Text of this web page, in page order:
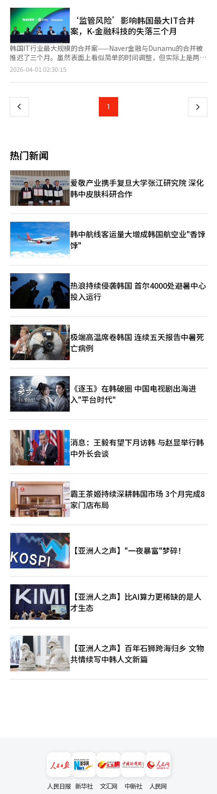
物、支付和会员等功能。如果배민与之结合，用户可以在一个生态
系统内完成从搜索食品、查看店铺信息到下单、支付和留下评价的
全过程，并享受会员优惠。 最直接的效果是加强本地商业。Naver
已经通过智能场所、地图、预订和地区广告与本地商店建立了联
系。배민拥有餐厅订单数据和配送运营网络。如果两个平台连接，
Naver搜索和地图中的本地餐厅探索将直接转化为배민的订单，而
배민的商店数据也可以扩展到Naver的本地广告和商店管理工具
中。 支付和会员也是核心组成部分。Naver Pay和Naver Plus会员
能够获得配送折扣、积分、免费配送和地区优惠券，将改变与
Coupang Wow、배민俱乐部和Yogiyo会员的竞争格局。 Uber与
Naver的组合在角色分配方面也具有说服力。Uber提供全球配送和
费用的情况下，确保与배민生态系统的连接通道。 影响力不仅限于
配送市场。若배민与Naver生态系统连接，本地广告市场、小商户
数字化转型、便捷支付、积分经济和数据驱动推荐服务都将受到影
响。例如，Naver搜索中会显示符合特定地区、时间和偏好的餐
厅，并附带Naver Pay支付和会员优惠，同时结合Uber式的配送运
营效率。 对于小商户而言，机遇与压力并存。Naver与배민的结合
将增加订单流入渠道，并整合广告、预订、支付和配送管理的优
复杂。由于配送应用市场中佣金和广告费用的负担已经引发了广泛
争议，因此如果收购实现，小商户保护机制将成为关键议题。 对
消费者而言，便利性可能会增加。如果搜索、下单、支付、积分、
配送追踪等环节能够一次性连接，用户体验将得到提升。Naver会
员与배민优惠的结合也可能扩大价格优惠。然而，若特定平台的订
单、搜索和支付数据集中，可能会引发对个人信息利用、选择权减
少和竞争减弱的担忧。 监管风险是最大的变数。배민是国内配送应
用的第一大运营商，而Naver在搜索、广告、购物和支付领域拥有
强大的平台地位。即使Naver仅获得少数股份，如果与배민的合作
范围扩展到搜索曝光、广告、支付和会员，公平交易委员会可能会
关注竞争限制和市场支配力的转移。 特别是在公平交易委员会的
审查中，生活平台市场可能成为比配送应用市场更广泛的争论焦
点。如果食品配送、地区广告、便捷支付、会员、地图和搜索数据
相互连接，特定平台可能在小商户和消费者两方面扩大影响力。因
此，价格、佣金、搜索曝光的公平性以及数据结合的透明性都可能
市场在经历了COVID-19后的高速增长阶段后，正向盈利能力中心
进行重组。各国的监管和佣金争议加剧，投资者对地区业务组合调
整和现金化的压力加大。Uber增持Delivery Hero股份也可以视为
全球配送平台重组趋势的一部分。 对于Naver而言，无论是否参与
收购，都无法忽视배민的出售局面。如果배민转手给Uber或中国平
台等海外运营商，国内本地商业和支付、会员市场的竞争格局可能
会发生变化。如果Naver参与少数股份，能够在保护国内用户接触
点和商店数据的同时，抓住新的生活平台扩展机会。 然而，实际
交易是否能够达成仍然不明朗。需要确认800亿韩元的出售价格是
否合理，Uber与Naver的股权结构是否确定，以及Delivery Hero
的出售意愿究竟达到何种程度。正如Naver所言，目前尚无具体决
定。因此，在这一阶段，准确的看法应是‘战略性审查和市场重组
的可能性’。 此次收购传闻的本质并非单一配送应用的出售。如
果배달의민족与Uber的全球配送网络、Naver的本地平台结合，韩
国的生活消费数据和地区商业基础设施将可能重新构建。食品配送
不再仅仅是简单的配送应用服务，而是连接搜索、支付、会员、广
面：△Uber与Naver将提出何种收购结构；△是否能够跨越公平交
易监管的门槛；△能否将배민转变为不仅仅是佣金平台，而是对小
商户和消费者都有利的本地商业基础设施。如果交易实现，国内平
台市场将从以搜索和购物为中心的竞争转向涵盖配送和线下商业的
生活生态系统竞争。※ 本报道经人工智能（AI）系统翻译与编辑。
况下，哈纳金融作为主要股东的参与，将有助于两大木增强经营透
明度和与制度金融的接触。 关键在于Upbit之后的增长战略。虽然
两大木在国内虚拟资产交易市场上已获得压倒性的知名度，但仅依
靠交易手续费的业务结构在市场波动中显得脆弱。与哈纳金融的合
作将成为其业务扩展至海外汇款、支付结算、代币证券、稳定币等
数字金融基础设施领域的契机。 两大木与哈纳金融已经在区块链
基础设施方面展开了合作。两大木上个月与哈纳金融、浦项国际签
署了合作协议，决定利用自有的Layer2区块链“GIWA链”共同构
建金融、数字资产和产业融合基础设施。合作的核心在于将哈纳金
合。 此前，哈纳金融与两大木还完成了基于区块链技术的外汇汇
款服务的技术验证。验证了能否将现有的基于SWIFT的外汇汇款体
系扩展为基于区块链的消息和结算结构。这一趋势与两大木希望从
虚拟资产用户基础和区块链技术，而哈纳金融则具备银行、证券、
的法制化和监管标准是实现商业化的关键变量。 Upbit的实名账户
体系短期内不会发生变化。Upbit目前与K银行保持实名账户的合
作，而此次股份投资不仅是简单的账户合作变更，更是为数字资产
基础的未来金融生态系统构建进行的战略投资。 围绕两大木的另
月接收了NAVER金融与两大木的企业合并申请，并已开始审查。
今年3月，委员会要求提交额外资料。业内人士认为，公平交易委
员会如何定义支付、金融科技、虚拟资产和数据市场将成为审查的
核心议题。 如果与NAVER金融的合并获得批准，并加上哈纳金融
的股份参与，两大木的业务格局将发生重大变化。Upbit的虚拟资
产平台、NAVER的用户接触和支付数据、哈纳金融的金融基础设
施相结合，可能形成涵盖数字资产、支付、资产管理和区块链金融
的大型生态系统。 然而，期待与挑战并存。虚拟资产交易所与金
融控股的结合伴随着用户保护、内部控制、利益冲突、市场支配力
和数据利用等问题。尤其是交易所业务面临市场波动和监管风险，
哈纳金融的参与不仅会提升两大木的信任度，同时也会要求更严格
升。卡카오投资曾是其初期成长阶段的战略投资者，而哈纳金融则
是支持两大木在数字资产制度化阶段扩展金融基础设施的新伙伴。
两大木能否从以Upbit为中心的交易所企业转型为区块链基础的综
合金融基础设施企业，将是未来的关键。※ 本报道经人工智能
（AI）系统翻译与编辑。
月29日分别召开董事会，批准了股票交换交易的谅解备忘录。经过
约四个月的尽职调查，最终确定了此次正式合同。这标志着自
2014年Kakao与Daum合并以来，Daum的控股结构在11年后发生
了变化。AXZ是Kakao为恢复Daum竞争力于去年5月分拆的全资
子公司。Upstage计划将其自主研发的大型语言模型“Solar”与
Daum的搜索引擎和内容数据结合，升级为下一代AI门户。其特色
在于超越传统的关键词搜索，提供理解用户意图和上下文
的“Context AI”服务。此次收购不仅仅是门户所有权的变化。
Upstage一直以文档AI企业用LLM等B2B业务为中心发展。通过收
容和用户接触点，成为B2C AI服务的实验场所。对Kakao而言，此
举也是选择与集中。Kakao正在推动以KakaoTalk为中心的代理AI
投资资金由1000亿韩元的先进战略产业基金、300亿韩元的产业银
功，将对韩语特化AI服务的普及具有重要意义。通过在熟悉的门户
界面上添加AI搜索和摘要推荐代理功能，可以无需安装额外应用程
序提供大众型AI服务。然而，如何管理新闻和搜索内容的AI利用、
回答质量及版权问题仍是关键挑战。未来的关键在于技术整合速度
和用户恢复。Daum曾被称为国民门户，但在搜索市场份额和用户
停留时间上落后于Naver和Google。Upstage能否仅凭AI搜索改
变用户习惯尚未可知。Context AI需与新闻、社区、购物、生活信
息等Daum现有服务自然连接，才有可能实现反弹。企业合并审查
也是剩下的程序。不过，由于Upstage不是现有门户运营商，且
Daum的搜索市场份额不高，业内认为不会有太大障碍。通过审查
后，Upstage需同时推进人力资源获取、AI基础设施扩充和服务改
版。Upstage代表金成勋表示：“作为国内代表AI企业，Upstage
的技术实力与拥有30多年历史的国民门户结合，此次收购将成为开
启新AI门户时代的AI产业象征性转折点。”※ 本报道经人工智能
（AI）系统翻译与编辑。
‘监管风险’影响韩国最大IT合并
案，K-金融科技的失落三个月
韩国IT行业最大规模的合并案——Naver金融与Dunamu的合并被
推迟了三个月。虽然表面上看似简单的时间调整，但实际上是两家
公司计划建立“全球金融基础设施”并进军国际市场的宏伟蓝图被
韩国在新技术（AI、区块链）与传统监管之间的严重阵痛。Naver
5月推迟到8月。官方理由是“相关许可程序和法律修订情况”，但
业内人士将其解读为“政府政策风险”。最大的障碍是公平交易委
素，关于“数字资产基本法（虚拟资产二阶段立法）”的讨论实际
上被无限期推迟，导致合并后的治理结构无法确定，这种“不确定
性”令投资者感到恐惧。特别是，如果政府和执政党推动的“交易
所大股东持股20%限制”法规被引入，Naver金融将Dunamu完全
纳入子公司的合并计划可能会失效。此次延期的痛点在于全球市场
的速度竞争。目前，美国和欧洲的“Shopify”和“Coinbase”通
过“Stripe”引入了稳定币支付，并推出了结合传统金融与区块链
的RWA（实物资产代币化）服务。然而，韩国由于监管调整的延
迟，正在远离全球标准。尽管Naver主席李海珍去年11月强调合并
是“在AI和Web3潮流中生存的迫切战略”，但在立法空白下，企
业的增长动力停滞了三个月甚至更久。计划投资10万亿韩元以确保
技术主权的项目被监管困住，而全球大科技公司已经领先一步。◆
9月能否完成交易……“立法风险”是变数最终交易完成日期推迟
后，国会构成将发生变化，9月的国政监察也可能使立法讨论再次
被搁置。特别是数字资产基本法因“虚拟资产交易所大股东持股限
制”这一敏感条款，导致朝野立场以及当局与业界之间的差距极
大。如果形成共识认为二阶段立法年内难以处理，Naver和
Dunamu将面临重组治理结构或冒着监管风险强行合并的“进退两
难”局面。专家指出，此次事件暴露了韩国政府“数字金融政
策”的漏洞。AI和区块链结合的金融基础设施是全球尚未确立标准
的未开垦领域。然而，当局用传统金融的旧股权限制标准来扼杀新
产业的萌芽，这一批评声不断。当然，确保交易所的透明性和防止
大股东风险是重要的。然而，在方法论上，固守“股权强制出
售”这种物理方式，而不是技术替代方案如“事后监管”和“透明
性披露”，会阻碍企业的经营权和全球扩展性。此次合并延期不仅
是企业间的问题。它决定了韩国是成为Web3金融的枢纽，还是被
监管困住成为加拉帕戈斯化的试金石。如果到9月立法未完成或监
管风险未解决，Naver金融和Dunamu的重大交易可能会失去“全
球金融基础设施”的头衔，沦为普通的国内合并。为了摆脱政府和
灵活的数字资产监管指南。※ 本报道经人工智能（AI）系统翻译与
编辑。
2026-04-01 02:30:15
上
页
1 下
热门新闻
爱敬产业携手复旦大学张江研究院 深化
韩中皮肤科研合作
韩中航线客运量大增成韩国航空业"香饽
饽"
热浪持续侵袭韩国 首尔4000处避暑中心
投入运行
极端高温席卷韩国 连续五天报告中暑死
亡病例
《逐玉》在韩破圈 中国电视剧出海进
入"平台时代"
消息：王毅有望下月访韩 与赵显举行韩
中外长会谈
霸王茶姬持续深耕韩国市场 3个月完成8
家门店布局
【亚洲人之声】"一夜暴富"梦碎！
【亚洲人之声】比AI算力更稀缺的是人
才生态
【亚洲人之声】百年石狮跨海归乡 文物
共情续写中韩人文新篇
人民日报 新华社 文汇网 中新社 人民网